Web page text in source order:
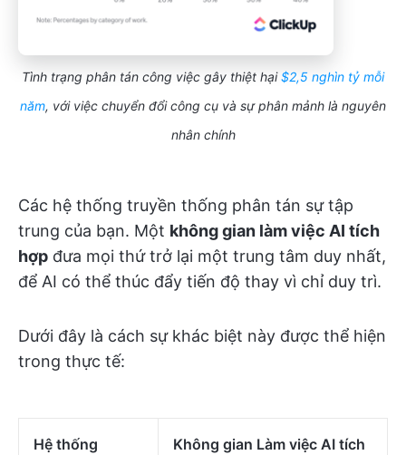
Tình trạng phân tán công việc gây thiệt hại$2,5 nghìn tỷ mỗi
năm, với việc chuyển đổi công cụ và sự phân mảnh là nguyên
nhân chính
Các hệ thống truyền thống phân tán sự tập
trung của bạn. Một không gian làm việc AI tích
hợp đưa mọi thứ trở lại một trung tâm duy nhất,
để AI có thể thúc đẩy tiến độ thay vì chỉ duy trì.
Dưới đây là cách sự khác biệt này được thể hiện
trong thực tế:
Hệ thống
Không gian Làm việc AI tích